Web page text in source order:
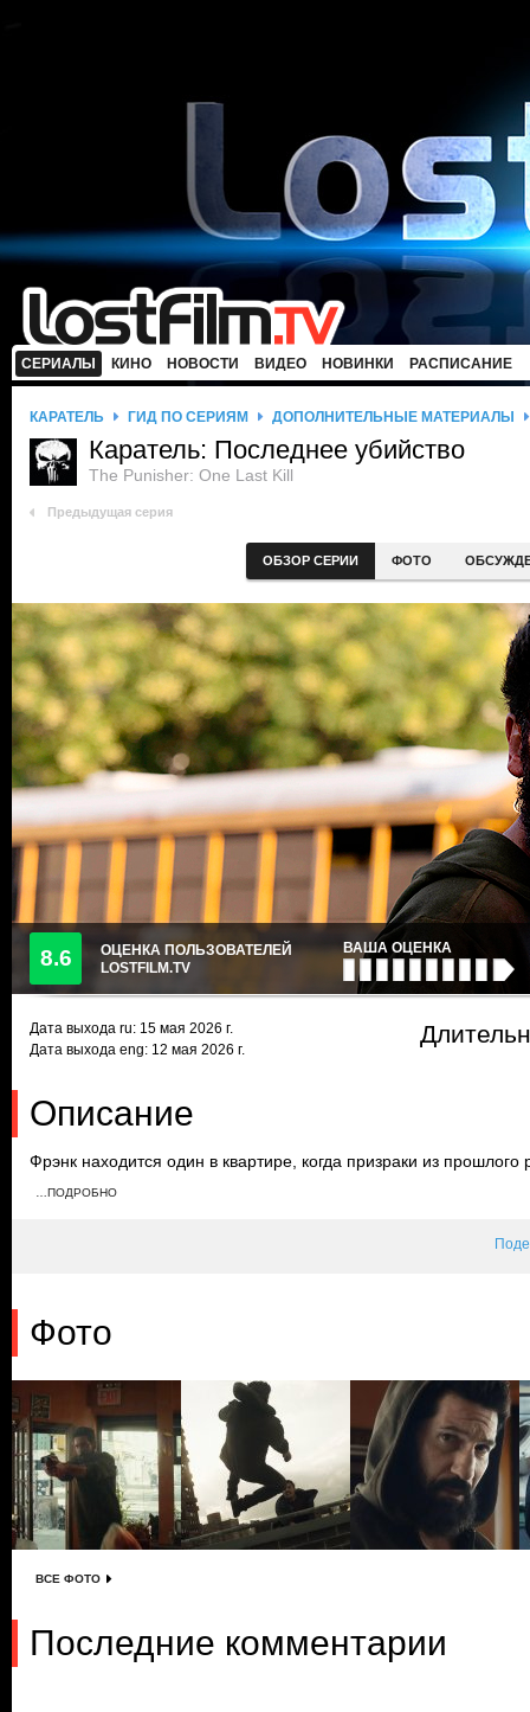
СЕРИАЛЫ КИНО НОВОСТИ ВИДЕО НОВИНКИ РАСПИСАНИЕ
КАРАТЕЛЬ ГИД ПО СЕРИЯМ ДОПОЛНИТЕЛЬНЫЕ МАТЕРИАЛЫ
Каратель: Последнее убийство
The Punisher: One Last Kill
Предыдущая серия
ОБЗОР СЕРИИ ФОТО
8.6
ОЦЕНКА ПОЛЬЗОВАТЕЛЕЙ
LOSTFILM.TV
ВАША ОЦЕНКА
Дата выхода ru: 15 мая 2026 г.
Дата выхода eng: 12 мая 2026 г.
Описание
Фрэнк находится один в квартире, когда призраки из
признается, что отомстил всем виновным в убийстве его
…ПОДРОБНО
Фото
ВСЕ ФОТО
Последние комментарии